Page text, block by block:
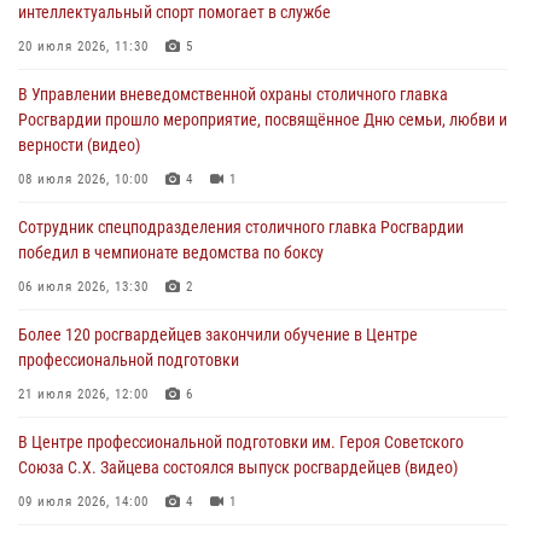
На востоке Москвы сотрудники Росгвардии задержали мужчину,
находящегося в федеральном розыске (видео)
Росгвардия обеспечила правопорядок во время празднования Дня
воздушно-десантных войск в Москве (видео)
03 августа 2026, 08:00
Московские росгвардейцы пришли на помощь семье, у которой
сломался автомобиль на проезжей части (Видео)
02 августа 2026, 11:54
интеллектуальный спорт помогает в службе
20 июля 2026, 11:30 5
В Управлении вневедомственной охраны столичного главка
Росгвардии прошло мероприятие, посвящённое Дню семьи, любви и
верности (видео)
08 июля 2026, 10:00 4 1
Сотрудник спецподразделения столичного главка Росгвардии
победил в чемпионате ведомства по боксу
06 июля 2026, 13:30 2
Более 120 росгвардейцев закончили обучение в Центре
профессиональной подготовки
21 июля 2026, 12:00 6
В Центре профессиональной подготовки им. Героя Советского
Союза С.Х. Зайцева состоялся выпуск росгвардейцев (видео)
09 июля 2026, 14:00 4 1